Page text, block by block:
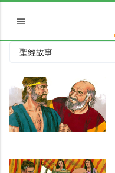
聖經故事